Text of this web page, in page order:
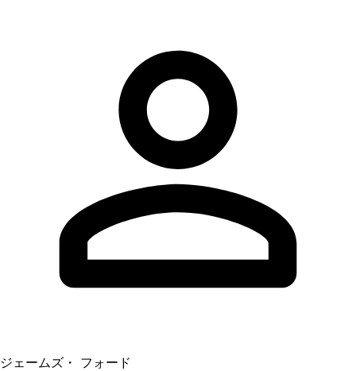
ジェームズ・ フォード